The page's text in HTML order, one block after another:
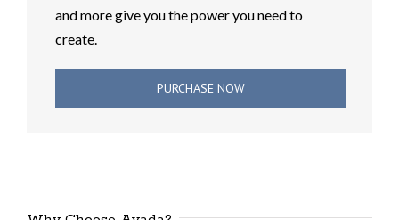
and more give you the power you need to
create.
PURCHASE NOW